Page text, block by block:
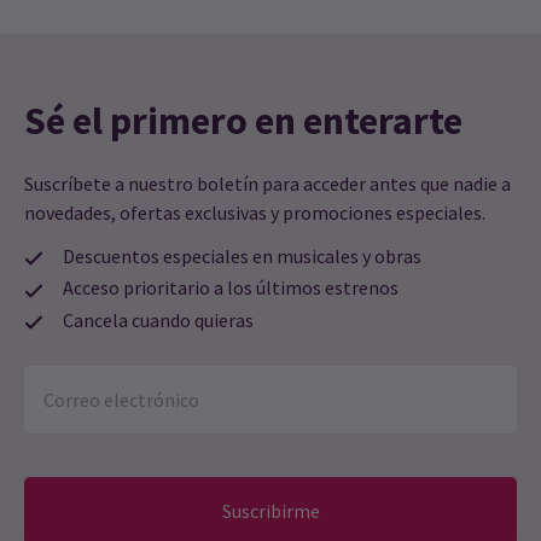
distanciamiento social en el London Palladium el mes pasado, el
11 de octubre. Los miembros del reparto de la corta temporada
9 nov, 2020| ByNicholas Ephram Ryan Daniels
Más noticias
Sé el primero en enterarte
Suscríbete a nuestro boletín para acceder antes que nadie a
novedades, ofertas exclusivas y promociones especiales.
Descuentos especiales en musicales y obras
Acceso prioritario a los últimos estrenos
Cancela cuando quieras
Suscribirme